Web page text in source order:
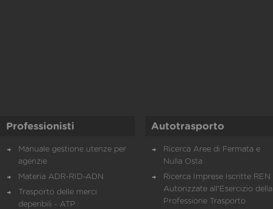
Professionisti
Manuale gestione utenze per
agenzie
Materia ADR-RID-ADN
Trasporto delle merci
deperibili - ATP
Autotrasporto
Ricerca Aree di Fermata e
Nulla Osta
Ricerca Imprese Iscritte REN
Autorizzate all'Esercizio della
Professione Trasporto